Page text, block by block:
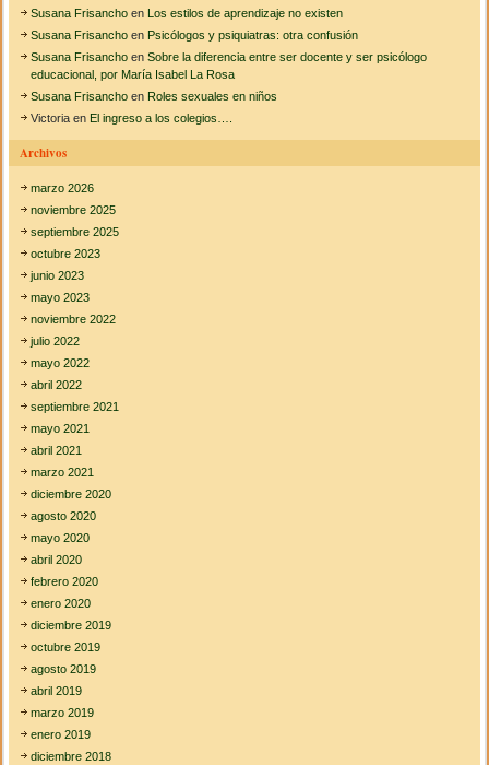
Susana Frisancho enLos estilos de aprendizaje no existen
Susana Frisancho enPsicólogos y psiquiatras: otra confusión
Susana Frisancho enSobre la diferencia entre ser docente y ser psicólogo
educacional, por María Isabel La Rosa
Susana Frisancho enRoles sexuales en niños
Victoria enEl ingreso a los colegios….
Archivos
marzo 2026
noviembre 2025
septiembre 2025
octubre 2023
junio 2023
mayo 2023
noviembre 2022
julio 2022
mayo 2022
abril 2022
septiembre 2021
mayo 2021
abril 2021
marzo 2021
diciembre 2020
agosto 2020
mayo 2020
abril 2020
febrero 2020
enero 2020
diciembre 2019
octubre 2019
agosto 2019
abril 2019
marzo 2019
enero 2019
diciembre 2018